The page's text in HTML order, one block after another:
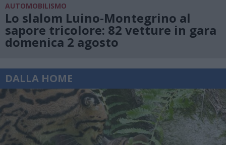
AUTOMOBILISMO
Lo slalom Luino-Montegrino al
sapore tricolore: 82 vetture in gara
domenica 2 agosto
DALLA HOME